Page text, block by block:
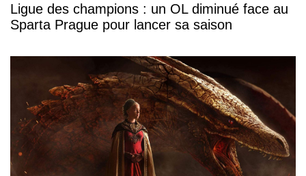
Ligue des champions : un OL diminué face au
Sparta Prague pour lancer sa saison